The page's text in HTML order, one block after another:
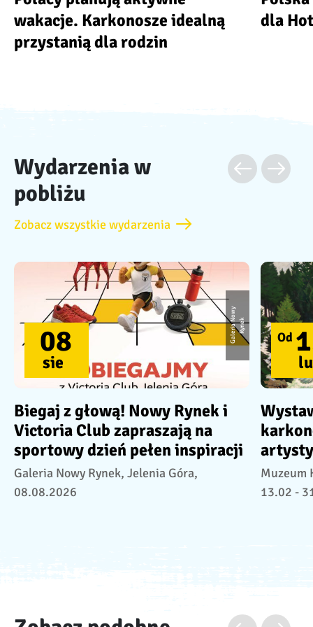
wakacje. Karkonosze idealną
przystanią dla rodzin
dla
Wydarzenia w
pobliżu
Zobacz wszystkie wydarzenia
G
a
l
e
ri
aN
o
w
y
R
y
n
ek
08
sie
Biegaj z głową! Nowy Rynek i
Victoria Club zapraszają na
sportowy dzień pełen inspiracji
Galeria Nowy Rynek, Jelenia Góra,
08.08.2026
Od
Muzeum
13.02 -